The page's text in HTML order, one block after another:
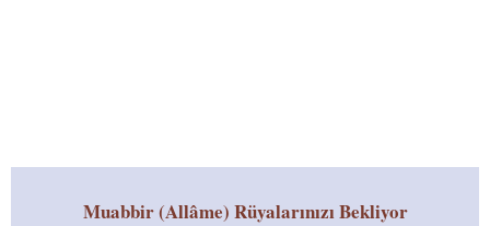
Muabbir (Allâme) Rüyalarınızı Bekliyor